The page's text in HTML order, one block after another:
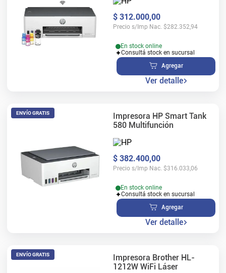
$ 312.000,00
Precio s/Imp Nac. $282.352,94
En stock online
Consultá stock en sucursal
Agregar
Ver detalle
ENVÍO GRATIS
Impresora HP Smart Tank
580 Multifunción
$ 382.400,00
Precio s/Imp Nac. $316.033,06
En stock online
Consultá stock en sucursal
Agregar
Ver detalle
ENVÍO GRATIS
Impresora Brother HL-
1212W WiFi Láser